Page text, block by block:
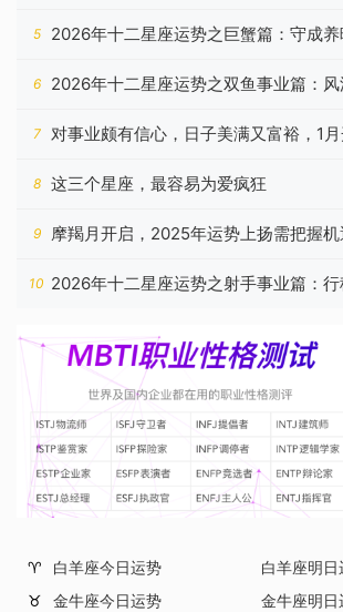
干只以见伤官相当
伤害乙木的正
5 2026年十二星座运势之巨蟹篇：守成
6
2026年十二星座运势之双鱼事业篇：风
稳
7
对事业颇有信心，日子美满又富裕，1
的星座
8 这三个星座，最容易为爱疯狂
9 摩羯月开启，2025年运势上扬需把握机
10 2026年十二星座运势之射手事业篇：行
♈ 白羊座今日运势
白羊座明日
♉
金牛座今日运势
金牛座明日